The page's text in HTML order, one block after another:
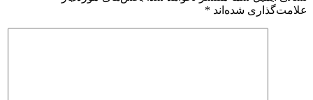
علامت‌گذاری شده‌اند *